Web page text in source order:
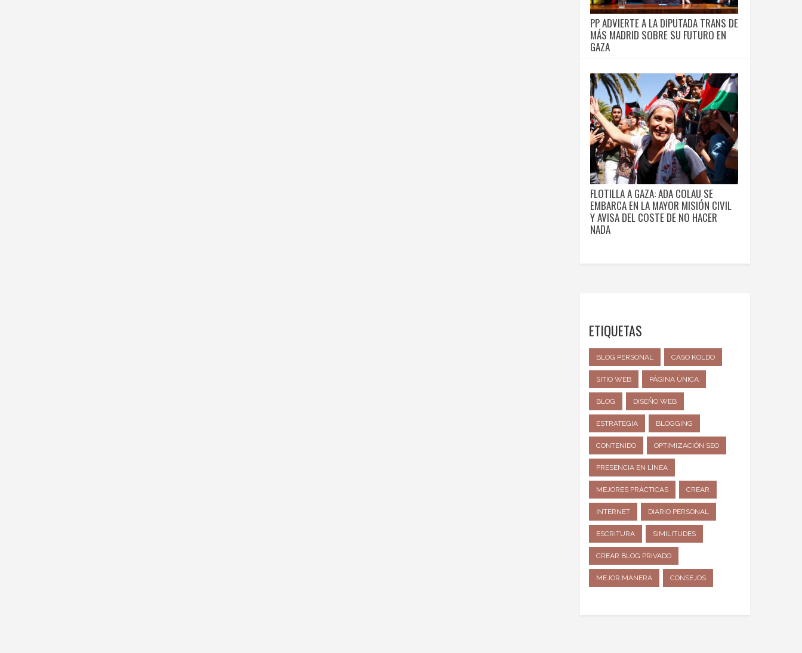
PP ADVIERTE A LA DIPUTADA TRANS DE
MÁS MADRID SOBRE SU FUTURO EN
GAZA
FLOTILLA A GAZA: ADA COLAU SE
EMBARCA EN LA MAYOR MISIÓN CIVIL
Y AVISA DEL COSTE DE NO HACER
NADA
ETIQUETAS
BLOG PERSONAL CASO KOLDO
SITIO WEB PÁGINA ÚNICA
BLOG DISEÑO WEB
ESTRATEGIA BLOGGING
CONTENIDO OPTIMIZACIÓN SEO
PRESENCIA EN LÍNEA
MEJORES PRÁCTICAS CREAR
INTERNET DIARIO PERSONAL
ESCRITURA SIMILITUDES
CREAR BLOG PRIVADO
MEJOR MANERA CONSEJOS